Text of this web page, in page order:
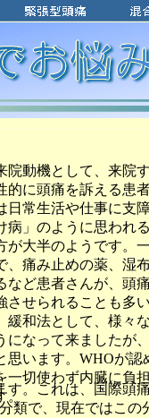
院動機として、来院
的に頭痛を訴える患
日常生活や仕事に支
病」のように思われ
が大半のようです。
、痛み止めの薬、湿
など患者さんが、頭
させられることも多
和法として、様々
になって来ましたが
思います。WHOが認
一切使わず内臓に負
。。これは、国際頭
分類で、現在ではこ